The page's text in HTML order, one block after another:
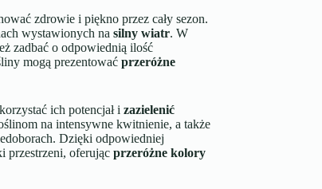
zdrowie i piękno przez cały sezon.
wystawionych na silny wiatr. W
zadbać o odpowiednią ilość
mogą prezentować przeróżne
ich potencjał i zazielenić
na intensywne kwitnienie, a także
Dzięki odpowiedniej
przestrzeni, oferując przeróżne kolory